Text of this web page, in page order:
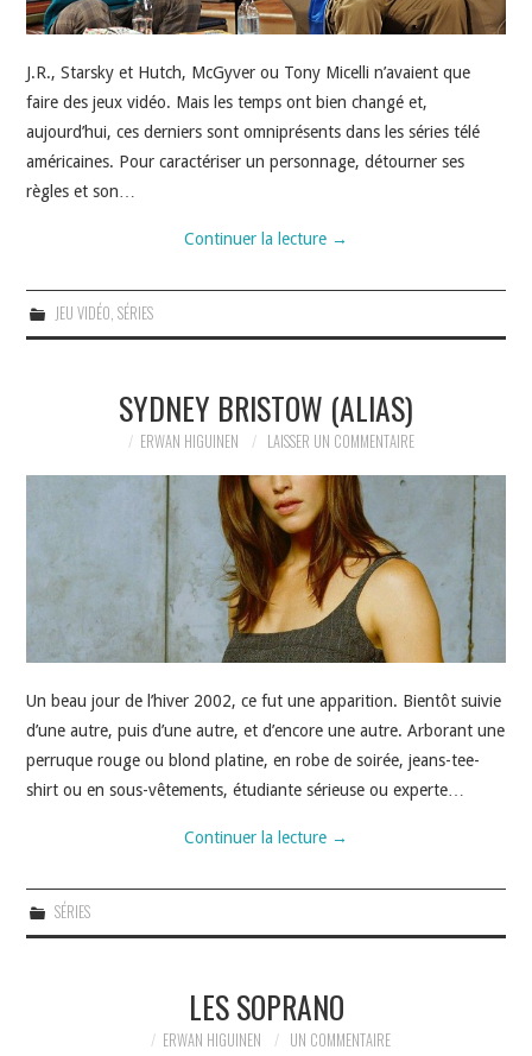
J.R., Starsky et Hutch, McGyver ou Tony Micelli n’avaient que
faire des jeux vidéo. Mais les temps ont bien changé et,
aujourd’hui, ces derniers sont omniprésents dans les séries télé
américaines. Pour caractériser un personnage, détourner ses
règles et son…
Continuer la lecture →
JEU VIDÉO SÉRIES
SYDNEY BRISTOW (ALIAS)
ERWAN HIGUINEN LAISSER UN COMMENTAIRE
Un beau jour de l’hiver 2002, ce fut une apparition. Bientôt suivie
d’une autre, puis d’une autre, et d’encore une autre. Arborant une
perruque rouge ou blond platine, en robe de soirée, jeans-tee-
shirt ou en sous-vêtements, étudiante sérieuse ou experte…
Continuer la lecture →
SÉRIES
LES SOPRANO
ERWAN HIGUINEN UN COMMENTAIRE